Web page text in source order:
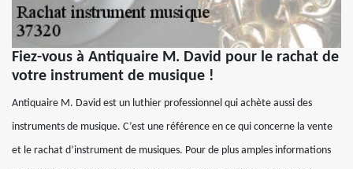
Fiez-vous à Antiquaire M. David pour le rachat de
votre instrument de musique !
Antiquaire M. David est un luthier professionnel qui achète aussi des
instruments de musique. C’est une référence en ce qui concerne la vente
et le rachat d’instrument de musiques. Pour de plus amples informations